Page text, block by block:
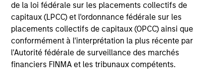
de la loi fédérale sur les placements collectifs de
capitaux (LPCC) et l'ordonnance fédérale sur les
placements collectifs de capitaux (OPCC) ainsi que
conformément à l'interprétation la plus récente par
l'Autorité fédérale de surveillance des marchés
financiers FINMA et les tribunaux compétents.
We have a consistent, proven research approach that
draws on decades of market experience to manage
risk via a proprietary bottom-up process.